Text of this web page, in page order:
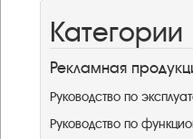
Категории
Рекламная
Руководство по
Руководство по